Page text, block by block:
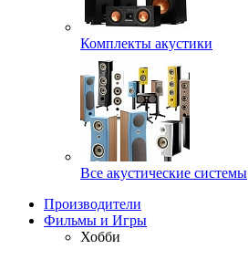
Комплекты акустики
Все акустические системы
Производители
Фильмы и Игры
Хобби